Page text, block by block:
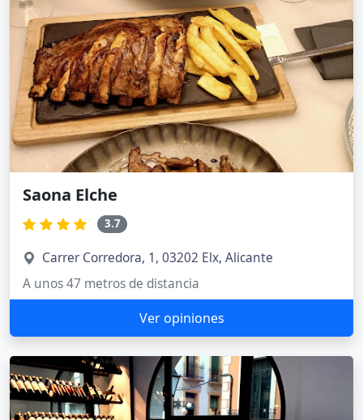
Saona Elche
3.7
Carrer Corredora, 1, 03202 Elx, Alicante
A unos 47 metros de distancia
Ver opiniones